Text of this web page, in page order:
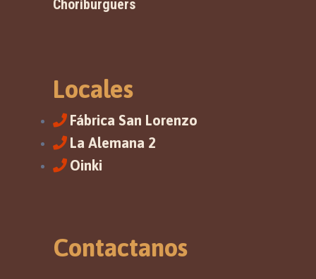
Choriburguers
Locales
Fábrica San Lorenzo
La Alemana 2
Oinki
Contactanos